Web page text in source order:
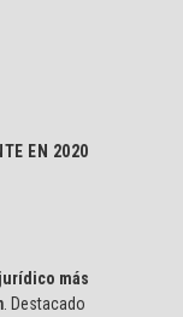
EN 2020
más
. Destacado